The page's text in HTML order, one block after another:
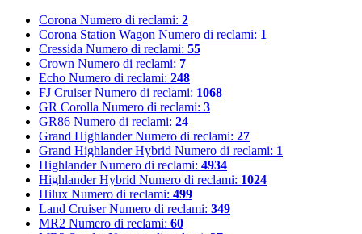
Corona Numero di reclami: 2
Corona Station Wagon Numero di reclami: 1
Cressida Numero di reclami: 55
Crown Numero di reclami: 7
Echo Numero di reclami: 248
FJ Cruiser Numero di reclami: 1068
GR Corolla Numero di reclami: 3
GR86 Numero di reclami: 24
Grand Highlander Numero di reclami: 27
Grand Highlander Hybrid Numero di reclami: 1
Highlander Numero di reclami: 4934
Highlander Hybrid Numero di reclami: 1024
Hilux Numero di reclami: 499
Land Cruiser Numero di reclami: 349
MR2 Numero di reclami: 60